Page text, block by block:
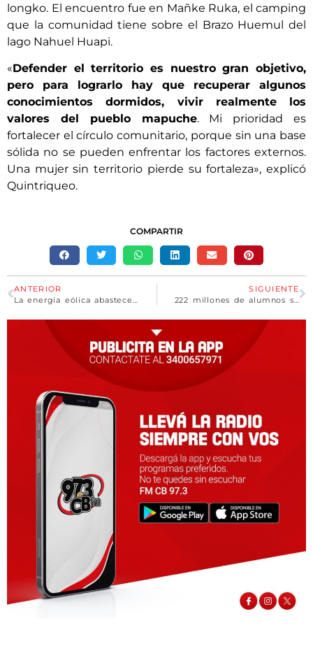
longko. El encuentro fue en Mañke Ruka, el camping
que la comunidad tiene sobre el Brazo Huemul del
lago Nahuel Huapi.
«Defender el territorio es nuestro gran objetivo,
pero para lograrlo hay que recuperar algunos
conocimientos dormidos, vivir realmente los
valores del pueblo mapuche. Mi prioridad es
fortalecer el círculo comunitario, porque sin una base
sólida no se pueden enfrentar los factores externos.
Una mujer sin territorio pierde su fortaleza», explicó
Quintriqueo.
COMPARTIR
ANTERIOR
La energía eólica abastece a 2,7 millones de hogares y ahorrará US$ 3 millones en divisas
SIGUIENTE
222 millones de alumnos sufrieron la interrupción de su escolaridad en 2022